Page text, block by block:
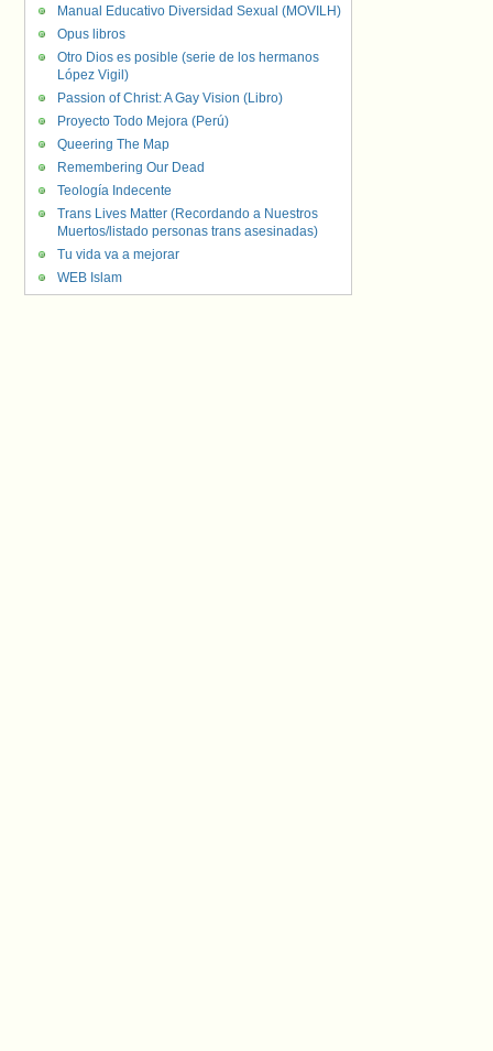
Manual Educativo Diversidad Sexual (MOVILH)
Opus libros
Otro Dios es posible (serie de los hermanos
López Vigil)
Passion of Christ: A Gay Vision (Libro)
Proyecto Todo Mejora (Perú)
Queering The Map
Remembering Our Dead
Teología Indecente
Trans Lives Matter (Recordando a Nuestros
Muertos/listado personas trans asesinadas)
Tu vida va a mejorar
WEB Islam